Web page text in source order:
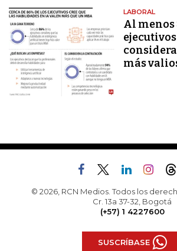
LABORAL
Al menos
más
© 2026, RCN Medios. Todos los
Cr. 13a 37-32, Bogotá
(+57) 1 4227600
SUSCRÍBASE